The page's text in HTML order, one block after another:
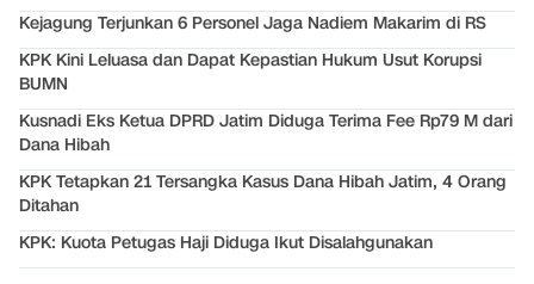
Kejagung Terjunkan 6 Personel Jaga Nadiem Makarim di RS
KPK Kini Leluasa dan Dapat Kepastian Hukum Usut Korupsi
BUMN
Kusnadi Eks Ketua DPRD Jatim Diduga Terima Fee Rp79 M dari
Dana Hibah
KPK Tetapkan 21 Tersangka Kasus Dana Hibah Jatim, 4 Orang
Ditahan
KPK: Kuota Petugas Haji Diduga Ikut Disalahgunakan